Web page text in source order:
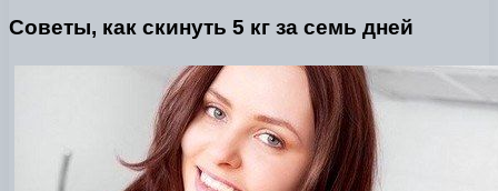
Советы, как скинуть 5 кг за семь дней